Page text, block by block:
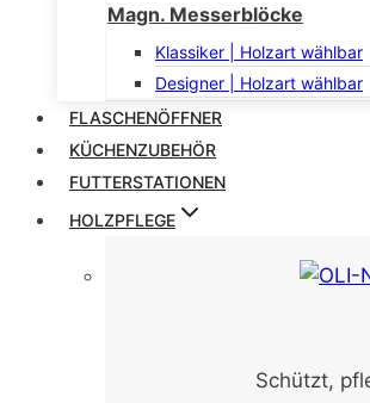
Magn. Messerblöcke
Klassiker | Holzart wählbar
Designer | Holzart wählbar
FLASCHENÖFFNER
KÜCHENZUBEHÖR
FUTTERSTATIONEN
HOLZPFLEGE
Schützt,